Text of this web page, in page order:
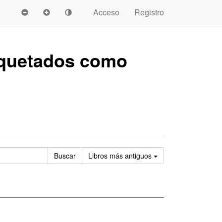
Acceso Registro
como
Buscar Libros más antiguos Ordenar